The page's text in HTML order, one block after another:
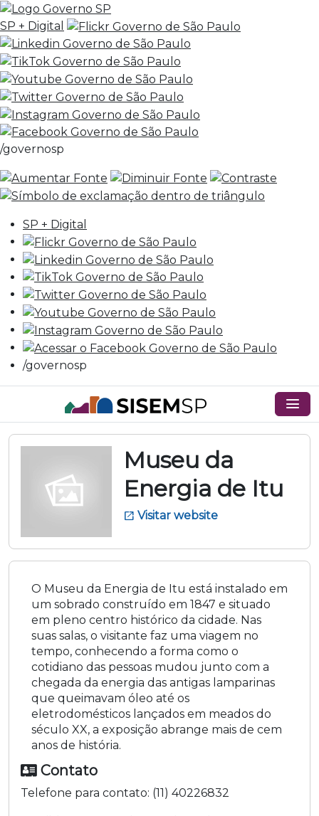
SP + Digital
/governosp
SP + Digital
/governosp
menu
Museu da
Energia de Itu
open_in_new Visitar website
O Museu da Energia de Itu está instalado em
um sobrado construído em 1847 e situado
em pleno centro histórico da cidade. Nas
suas salas, o visitante faz uma viagem no
tempo, conhecendo a forma como o
cotidiano das pessoas mudou junto com a
chegada da energia das antigas lamparinas
que queimavam óleo até os
eletrodomésticos lançados em meados do
século XX, a exposição abrange mais de cem
anos de história.
Contato
Telefone para contato: (11) 40226832